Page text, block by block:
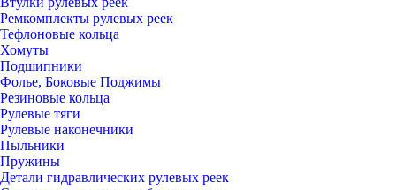
Ремкомплекты рулевых реек
Тефлоновые кольца
Хомуты
Подшипники
Фолье, Боковые Поджимы
Резиновые кольца
Рулевые тяги
Рулевые наконечники
Пыльники
Пружины
Детали гидравлических рулевых реек